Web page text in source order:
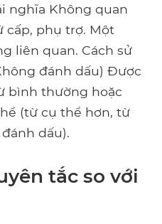
nghĩa Không quan
phụ trợ. Một
liên quan. Cách sử
đánh dấu) Được
bình thường hoặc
(từ cụ thể hơn, từ
dấu).
tắc so với